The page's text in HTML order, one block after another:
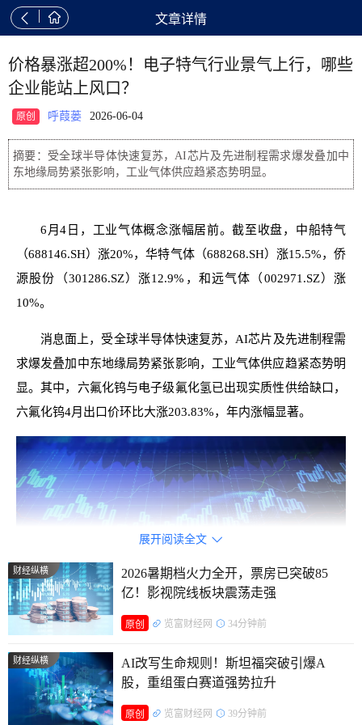
  文章详情
价格暴涨超200%！电子特气行业景气上行，哪些
企业能站上风口？
原创 呼葭蒌 2026-06-04
摘要：受全球半导体快速复苏，AI芯片及先进制程需求爆发叠加中
东地缘局势紧张影响，工业气体供应趋紧态势明显。
6月4日，工业气体概念涨幅居前。截至收盘，中船特气
（688146.SH）涨20%，华特气体（688268.SH）涨15.5%，侨
源股份（301286.SZ）涨12.9%，和远气体（002971.SZ）涨
10%。
消息面上，受全球半导体快速复苏，AI芯片及先进制程需
求爆发叠加中东地缘局势紧张影响，工业气体供应趋紧态势明
显。其中，六氟化钨与电子级氟化氢已出现实质性供给缺口，
六氟化钨4月出口价环比大涨203.83%，年内涨幅显著。
多品类价格大幅冲高
展开阅读全文 
财经纵横
2026暑期档火力全开，票房已突破85
亿！影视院线板块震荡走强
原创 览富财经网 34分钟前
财经纵横
AI改写生命规则！斯坦福突破引爆A
股，重组蛋白赛道强势拉升
原创 览富财经网 39分钟前